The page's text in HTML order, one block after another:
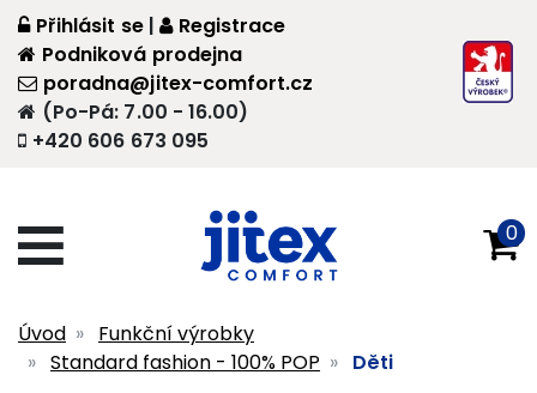
+420 606 673 095
(Po-Pá: 7.00 - 16.00)
poradna@jitex-comfort.cz
Přihlásit se |
Registrace
Podniková prodejna
0
Úvod
Funkční výrobky
Standard fashion - 100% POP
Děti